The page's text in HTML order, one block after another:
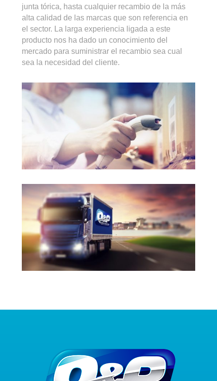
junta tórica, hasta cualquier recambio de la más
alta calidad de las marcas que son referencia en
el sector. La larga experiencia ligada a este
producto nos ha dado un conocimiento del
mercado para suministrar el recambio sea cual
sea la necesidad del cliente.